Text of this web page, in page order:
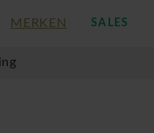
MERKEN SALES